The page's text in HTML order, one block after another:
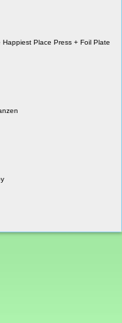
Place Press + Foil Plate